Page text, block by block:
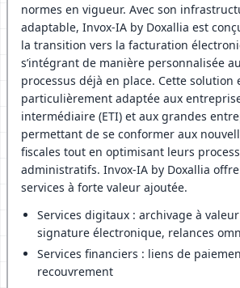
normes en vigueur. Avec son
adaptable, Invox-IA by Doxallia est
la transition vers la facturation
s’intégrant de manière personnalisée
processus déjà en place. Cette solution
particulièrement adaptée aux
intermédiaire (ETI) et aux grandes
permettant de se conformer aux
fiscales tout en optimisant leurs
administratifs. Invox-IA by Doxallia
services à forte valeur ajoutée.
Services digitaux : archivage à
signature électronique, relances
Services financiers : liens de
recouvrement